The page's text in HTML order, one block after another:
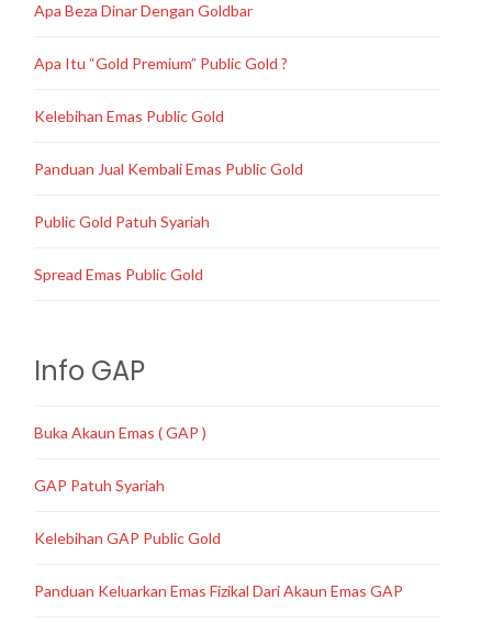
Apa Beza Dinar Dengan Goldbar
Apa Itu “Gold Premium” Public Gold ?
Kelebihan Emas Public Gold
Panduan Jual Kembali Emas Public Gold
Public Gold Patuh Syariah
Spread Emas Public Gold
Info GAP
Buka Akaun Emas ( GAP )
GAP Patuh Syariah
Kelebihan GAP Public Gold
Panduan Keluarkan Emas Fizikal Dari Akaun Emas GAP